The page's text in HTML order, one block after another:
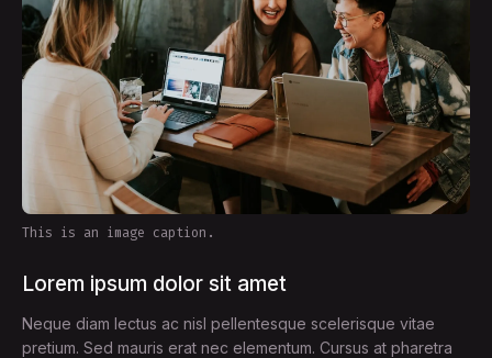
This is an image caption.
Lorem ipsum dolor sit amet
Neque diam lectus ac nisl pellentesque scelerisque vitae
pretium. Sed mauris erat nec elementum. Cursus at pharetra